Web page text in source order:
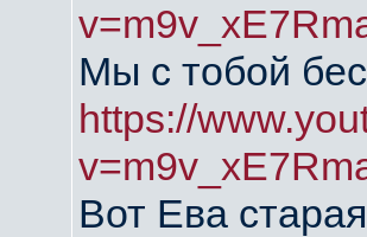
Мы с тобой
https://
Вот Ева